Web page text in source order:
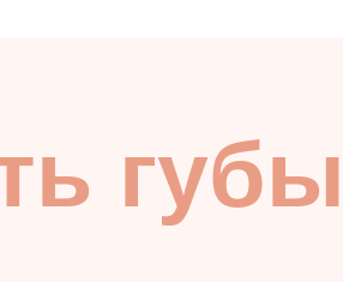
губы